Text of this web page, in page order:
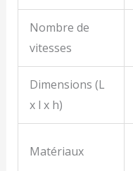
Nombre de
vitesses
Dimensions (L
x l x h)
Matériaux